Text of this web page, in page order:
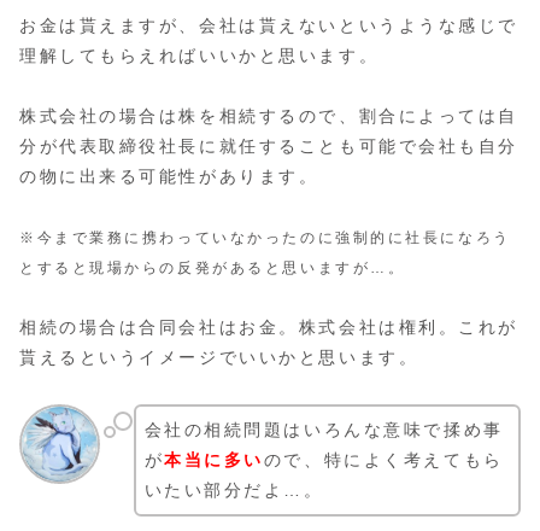
お金は貰えますが、会社は貰えないというような感じで
理解してもらえればいいかと思います。
株式会社の場合は株を相続するので、割合によっては自
分が代表取締役社長に就任することも可能で会社も自分
の物に出来る可能性があります。
※今まで業務に携わっていなかったのに強制的に社長になろう
とすると現場からの反発があると思いますが…。
相続の場合は合同会社はお金。株式会社は権利。これが
貰えるというイメージでいいかと思います。
会社の相続問題はいろんな意味で揉め事
が本当に多いので、特によく考えてもら
いたい部分だよ…。